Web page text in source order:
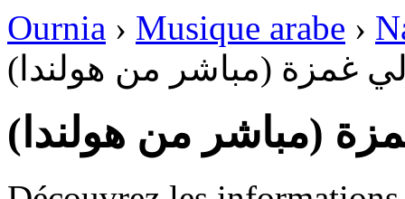
Ournia › Musique arabe ›
غمزة (مباشر من هولندا)
(مباشر من هولندا)